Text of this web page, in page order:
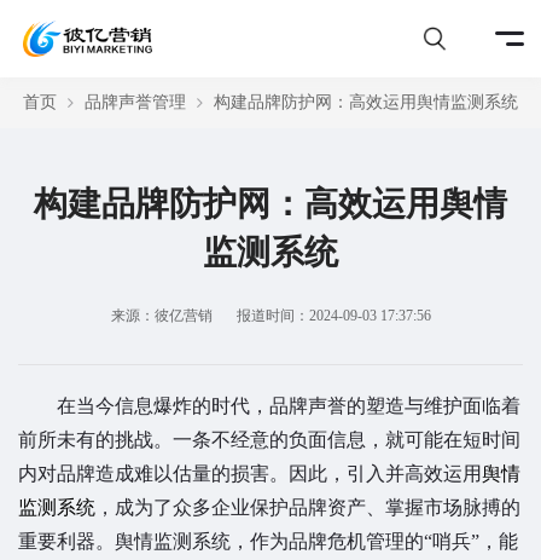
首页 品牌声誉管理 构建品牌防护网：高效运用舆情监测系统
构建品牌防护网：高效运用舆情
监测系统
来源：彼亿营销 报道时间：2024-09-03 17:37:56
在当今信息爆炸的时代，品牌声誉的塑造与维护面临着
前所未有的挑战。一条不经意的负面信息，就可能在短时间
内对品牌造成难以估量的损害。因此，引入并高效运用舆情
监测系统 ，成为了众多企业保护品牌资产、掌握市场脉搏的
重要利器。舆情监测系统，作为品牌危机管理的“哨兵”，能